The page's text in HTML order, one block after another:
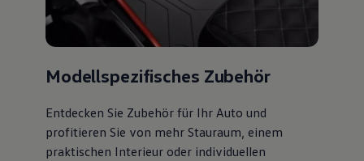
Modellspezifisches Zubehör
Entdecken Sie Zubehör für Ihr Auto und
profitieren Sie von mehr Stauraum, einem
praktischen Interieur oder individuellen